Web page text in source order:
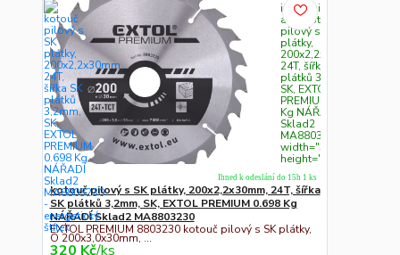
img-fluid"
alt="kotouč
pilový s SK
plátky,
200x2,2x30mm,
24T, šířka SK
plátků 3,2mm,
SK, EXTOL
PREMIUM 0.698
Kg NÁŘADÍ
Sklad2
MA8803230"
width="300"
height="300">
kotouč pilový s SK plátky, 200x2,2x30mm, 24T, šířka
SK plátků 3,2mm, SK, EXTOL PREMIUM 0.698 Kg
NÁŘADÍ Sklad2 MA8803230
EXTOL PREMIUM 8803230 kotouč pilový s SK plátky,
O 200x3,0x30mm, ...
320 Kč/ks
Ihned k odeslání do 15h 1 ks